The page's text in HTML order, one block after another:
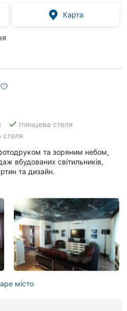
Карта
done глянцева стеля
стеля
та зоряним небом,
вбудованих світильників,
та дизайн.
місто